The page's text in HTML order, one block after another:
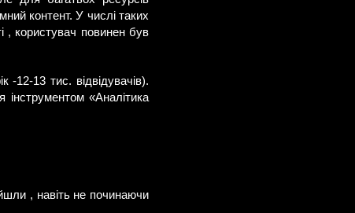
контент. У числі таких
, користувач повинен був
12-13 тис. відвідувачів).
інструментом «Аналітика
, навіть не починаючи